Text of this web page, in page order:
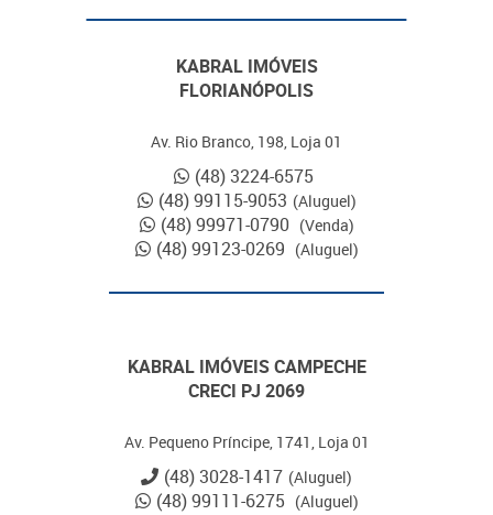
KABRAL IMÓVEIS
FLORIANÓPOLIS
Av. Rio Branco, 198, Loja 01
(48) 3224-6575
(48) 99115-9053 (Aluguel)
(48) 99971-0790 (Venda)
(48) 99123-0269 (Aluguel)
KABRAL IMÓVEIS CAMPECHE
CRECI PJ 2069
Av. Pequeno Príncipe, 1741, Loja 01
(48) 3028-1417 (Aluguel)
(48) 99111-6275 (Aluguel)